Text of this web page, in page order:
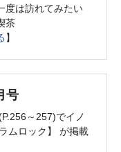
度は訪れてみたい
茶
】
号
～257)でイノ
ムロック】 が掲載